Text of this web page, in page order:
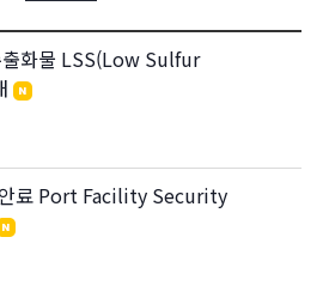
출화물 LSS(Low Sulfur
안료 Port Facility Security